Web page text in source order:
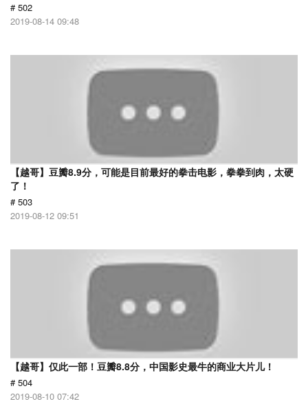
# 502
2019-08-14 09:48
【越哥】豆瓣8.9分，可能是目前最好的拳击电影，拳拳到肉，太硬
了！
# 503
2019-08-12 09:51
【越哥】仅此一部！豆瓣8.8分，中国影史最牛的商业大片儿！
# 504
2019-08-10 07:42